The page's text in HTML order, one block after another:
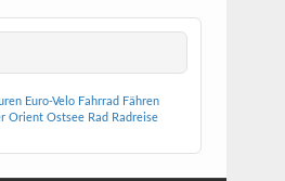
Euro-Velo Fahrrad Fähren
Orient Ostsee Rad Radreise